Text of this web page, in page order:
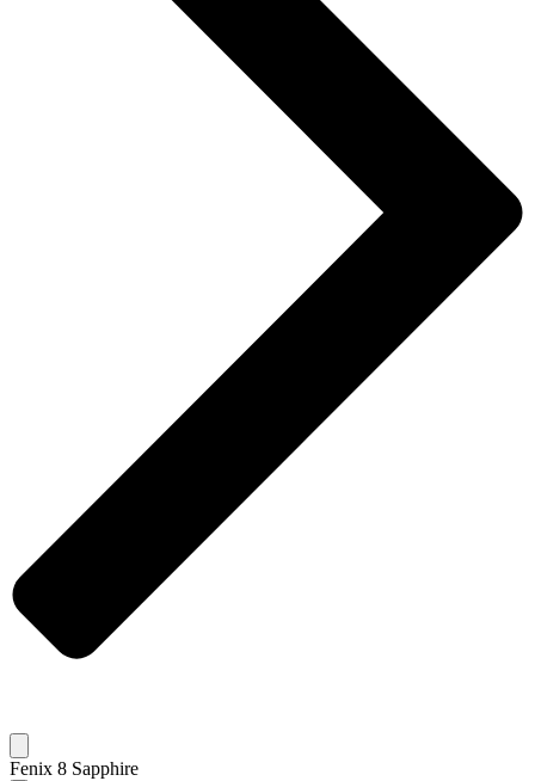
Fenix 8 Sapphire